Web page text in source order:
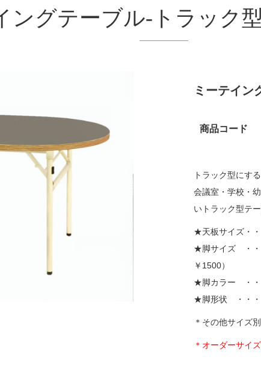
ングテーブル-トラック
ミーテイン
商品コード
トラック型にす
会議室・学校・
いトラック型テ
★天板サイズ・
★脚サイズ ・・
￥1500）
★脚カラー ・・
★脚形状 ・・・
＊その他サイズ
＊オーダーサイ